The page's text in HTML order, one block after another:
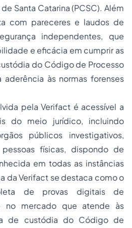
Santa Catarina (PCSC). Além
com pareceres e laudos de
independentes, que
e eficácia em cumprir as
do Código de Processo
às normas forenses
pela Verifact é acessível a
do meio jurídico, incluindo
públicos investigativos,
físicas, dispondo de
em todas as instâncias
da Verifact se destaca como o
de provas digitais de
no mercado que atende às
de custódia do Código de